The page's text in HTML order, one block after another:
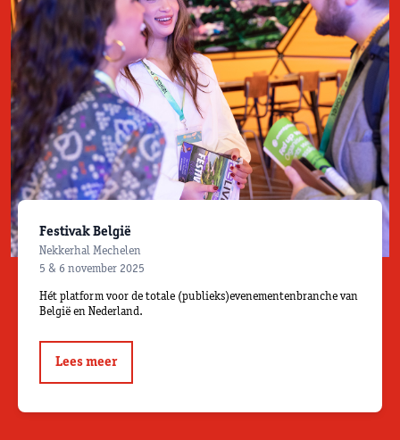
Festivak België
Nekkerhal Mechelen
5 & 6 november 2025
Hét platform voor de totale (publieks)evenementenbranche van
België en Nederland.
Lees meer